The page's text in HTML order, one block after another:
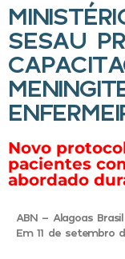
SESAU
Novo
pacientes
abordado
ABN - Alagoas
Em 11 de setembro